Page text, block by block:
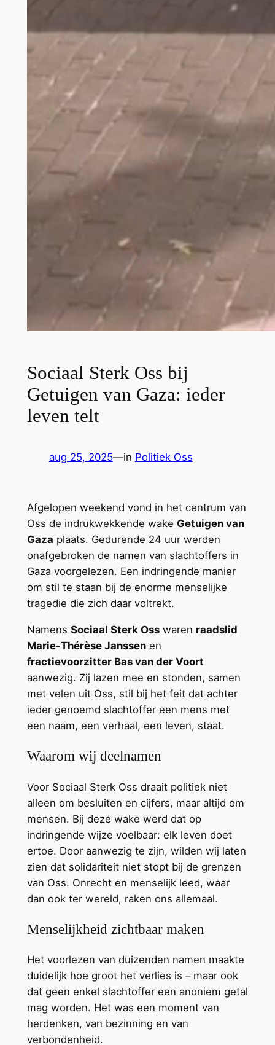
Sociaal Sterk Oss bij
Getuigen van Gaza: ieder
leven telt
aug 25, 2025—in Politiek Oss
Afgelopen weekend vond in het centrum van
Oss de indrukwekkende wake Getuigen van
Gaza plaats. Gedurende 24 uur werden
onafgebroken de namen van slachtoffers in
Gaza voorgelezen. Een indringende manier
om stil te staan bij de enorme menselijke
tragedie die zich daar voltrekt.
Namens Sociaal Sterk Osswaren raadslid
Marie-Thérèse Janssenen
fractievoorzitter Bas van der Voort
aanwezig. Zij lazen mee en stonden, samen
met velen uit Oss, stil bij het feit dat achter
ieder genoemd slachtoffer een mens met
een naam, een verhaal, een leven, staat.
Waarom wij deelnamen
Voor Sociaal Sterk Oss draait politiek niet
alleen om besluiten en cijfers, maar altijd om
mensen. Bij deze wake werd dat op
indringende wijze voelbaar: elk leven doet
ertoe. Door aanwezig te zijn, wilden wij laten
zien dat solidariteit niet stopt bij de grenzen
van Oss. Onrecht en menselijk leed, waar
dan ook ter wereld, raken ons allemaal.
Menselijkheid zichtbaar maken
Het voorlezen van duizenden namen maakte
duidelijk hoe groot het verlies is – maar ook
dat geen enkel slachtoffer een anoniem getal
mag worden. Het was een moment van
herdenken, van bezinning en van
verbondenheid.